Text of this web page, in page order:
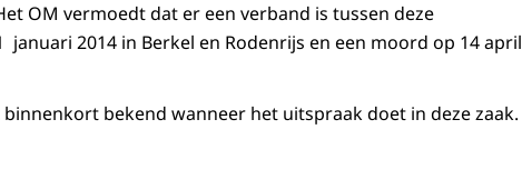
OM vermoedt dat er een verband is tussen deze
2014 in Berkel en Rodenrijs en een moord op 14 april
bekend wanneer het uitspraak doet in deze zaak.